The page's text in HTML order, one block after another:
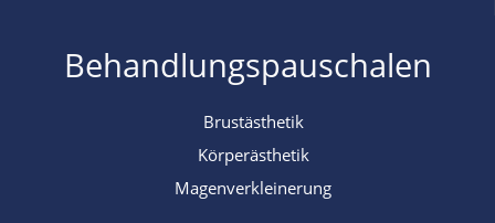
Behandlungspauschalen
Brustästhetik
Körperästhetik
Magenverkleinerung